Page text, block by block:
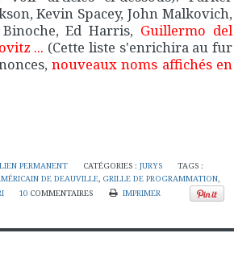
Kevin Spacey, John Malkovich,
Ed Harris, Guillermo del
... (Cette liste s'enrichira au fur
nouveaux noms affichés en
LIEN PERMANENT CATÉGORIES :JURYS
TAGS :
DE DEAUVILLE, GRILLE DE PROGRAMMATION,
10 COMMENTAIRES
IMPRIMER